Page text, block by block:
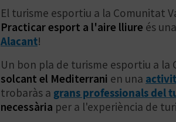
El turisme esportiu a la Comunitat
Practicar esport a l'aire lliure és
Alacant!
Un bon pla de turisme esportiu a
solcant el Mediterrani en una
trobaràs a grans professionals del
necessària per a l'experiència de